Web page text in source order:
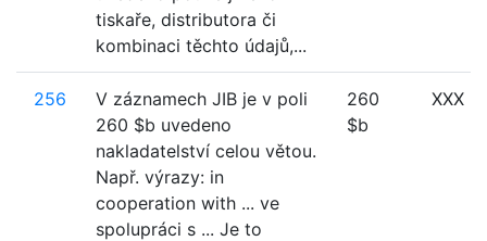
tiskaře, distributora či
kombinaci těchto údajů,...
256
V záznamech JIB je v poli
260 $b uvedeno
nakladatelství celou větou.
Např. výrazy: in
cooperation with ... ve
spolupráci s ... Je to
260
$b
XXX